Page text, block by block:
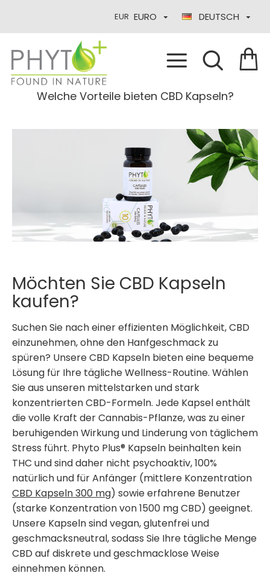
EUR EURO DEUTSCH
Welche Vorteile bieten CBD Kapseln?
Möchten Sie CBD Kapseln
kaufen?
Suchen Sie nach einer effizienten Möglichkeit, CBD
einzunehmen, ohne den Hanfgeschmack zu
spüren? Unsere CBD Kapseln bieten eine bequeme
Lösung für Ihre tägliche Wellness-Routine. Wählen
Sie aus unseren mittelstarken und stark
konzentrierten CBD-Formeln. Jede Kapsel enthält
die volle Kraft der Cannabis-Pflanze, was zu einer
beruhigenden Wirkung und Linderung von täglichem
Stress führt. Phyto Plus® Kapseln beinhalten kein
THC und sind daher nicht psychoaktiv, 100%
natürlich und für Anfänger (mittlere Konzentration
CBD Kapseln 300 mg) sowie erfahrene Benutzer
(starke Konzentration von 1500 mg CBD) geeignet.
Unsere Kapseln sind vegan, glutenfrei und
geschmacksneutral, sodass Sie Ihre tägliche Menge
CBD auf diskrete und geschmacklose Weise
einnehmen können.